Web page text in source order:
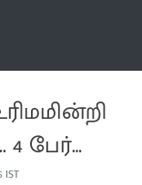
4 பேர்
IST